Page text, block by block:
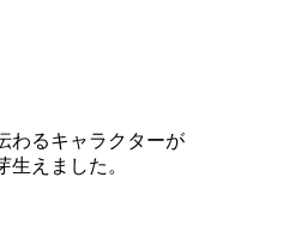
わるキャラクターが
えました。